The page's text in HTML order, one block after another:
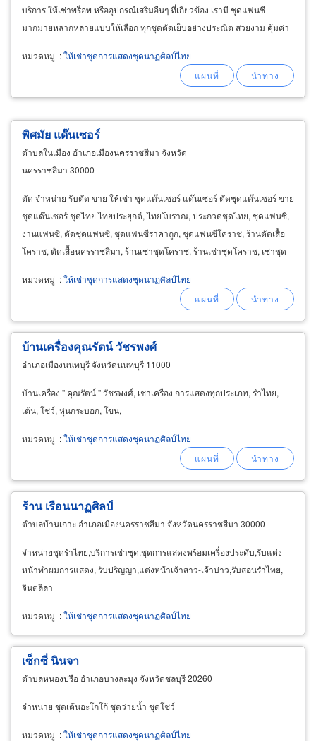
บริการ ให้เช่าพร็อพ หรืออุปกรณ์เสริมอื่นๆ ที่เกี่ยวข้อง เรามี ชุดแฟนซี
มากมายหลากหลายแบบให้เลือก ทุกชุดตัดเย็บอย่างประณีต สวยงาม คุ้มค่า
ประสบการณ์แต่งหน้ามานาน
หมวดหมู่ :ให้เช่าชุดการแสดงชุดนาฏศิลป์ไทย
พิศมัย แด๊นเซอร์
ตำบลในเมือง อำเภอเมืองนครราชสีมา จังหวัด
นครราชสีมา 30000
ตัด จำหน่าย รับตัด ขาย ให้เช่า ชุดแด๊นเซอร์ แด๊นเซอร์ ตัดชุดแด๊นเซอร์ ขาย
ชุดแด๊นเซอร์ ชุดไทย ไทยประยุกต์, ไทยโบราณ, ประกวดชุดไทย, ชุดแฟนซี,
งานแฟนซี, ตัดชุดแฟนซี, ชุดแฟนซีราคาถูก, ชุดแฟนซีโคราช, ร้านตัดเสื้อ
โคราช, ตัดเสื้อนครราชสีมา, ร้านเช่าชุดโคราช, ร้านเช่าชุดโคราช, เช่าชุด
หมวดหมู่ :ให้เช่าชุดการแสดงชุดนาฏศิลป์ไทย
บ้านเครื่องคุณรัตน์ วัชรพงศ์
อำเภอเมืองนนทบุรี จังหวัดนนทบุรี 11000
บ้านเครื่อง " คุณรัตน์ " วัชรพงศ์, เช่าเครื่อง การแสดงทุกประเภท, รำไทย,
เต้น, โชว์, หุ่นกระบอก, โขน,
หมวดหมู่ :ให้เช่าชุดการแสดงชุดนาฏศิลป์ไทย
ร้าน เรือนนาฏศิลป์
ตำบลบ้านเกาะ อำเภอเมืองนครราชสีมา จังหวัดนครราชสีมา 30000
จำหน่ายชุดรำไทย,บริการเช่าชุด,ชุดการแสดงพร้อมเครื่องประดับ,รับแต่ง
หน้าทำผมการแสดง, รับปริญญา,แต่งหน้าเจ้าสาว-เจ้าบ่าว,รับสอนรำไทย,
จินตลีลา
หมวดหมู่ :ให้เช่าชุดการแสดงชุดนาฏศิลป์ไทย
เซ็กซี่ นินจา
ตำบลหนองปรือ อำเภอบางละมุง จังหวัดชลบุรี 20260
จำหน่าย ชุดเต้นอะโกโก้ ชุดว่ายน้ำ ชุดโชว์
หมวดหมู่ :ให้เช่าชุดการแสดงชุดนาฏศิลป์ไทย